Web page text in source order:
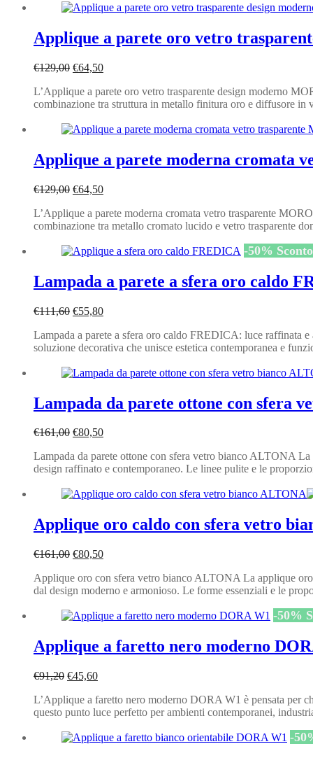
Applique a parete oro vetro
€129,00 Il
originale
era:
€64,50Il
attuale
è:
L’Applique a parete oro vetro trasparente design moderno
combinazione tra struttura in metallo finitura oro e diffusore
Applique a parete moderna cromata
€129,00 Il
originale
era:
€64,50Il
attuale
è:
L’Applique a parete moderna cromata vetro trasparente
combinazione tra metallo cromato lucido e vetro trasparente
-50% Sconto
Lampada a parete a sfera oro caldo
€111,60 Il
originale
era:
€55,80Il
attuale
è:
Lampada a parete a sfera oro caldo FREDICA: luce raffinata
soluzione decorativa che unisce estetica contemporanea e
Lampada da parete ottone con sfera
€161,00 Il
originale
era:
€80,50Il
attuale
è:
Lampada da parete ottone con sfera vetro bianco ALTONA
design raffinato e contemporaneo. Le linee pulite e le
Applique oro caldo con sfera vetro
€161,00 Il
originale
era:
€80,50Il
attuale
è:
Applique oro con sfera vetro bianco ALTONA La applique
dal design moderno e armonioso. Le forme essenziali e le
-50%
Applique a faretto nero moderno
€91,20 Il
originale
era:
€45,60Il
attuale
è:
L’Applique a faretto nero moderno DORA W1 è pensata per
questo punto luce perfetto per ambienti contemporanei,
-50